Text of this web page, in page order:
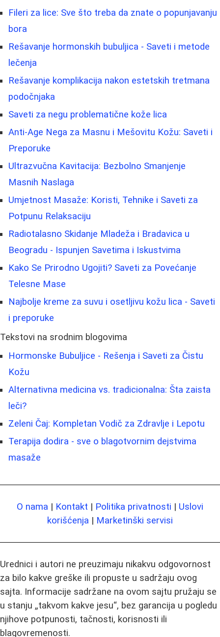
Fileri za lice: Sve što treba da znate o popunjavanju
bora
Rešavanje hormonskih bubuljica - Saveti i metode
lečenja
Rešavanje komplikacija nakon estetskih tretmana
podočnjaka
Saveti za negu problematične kože lica
Anti-Age Nega za Masnu i Mešovitu Kožu: Saveti i
Preporuke
Ultrazvučna Kavitacija: Bezbolno Smanjenje
Masnih Naslaga
Umjetnost Masaže: Koristi, Tehnike i Saveti za
Potpunu Relaksaciju
Radiotalasno Skidanje Mladeža i Bradavica u
Beogradu - Ispunjen Savetima i Iskustvima
Kako Se Prirodno Ugojiti? Saveti za Povećanje
Telesne Mase
Najbolje kreme za suvu i osetljivu kožu lica - Saveti
i preporuke
Tekstovi na srodnim blogovima
Hormonske Bubuljice - Rešenja i Saveti za Čistu
Kožu
Alternativna medicina vs. tradicionalna: Šta zaista
leči?
Zeleni Čaj: Kompletan Vodič za Zdravlje i Lepotu
Terapija dodira - sve o blagotvornim dejstvima
masaže
O nama | Kontakt | Politika privatnosti | Uslovi
korišćenja | Marketinški servisi
Urednici i autori ne preuzimaju nikakvu odgovornost
za bilo kakve greške ili propuste u sadržaju ovog
sajta. Informacije sadržane na ovom sajtu pružaju se
u stanju „takvom kakve jesu“, bez garancija u pogledu
njihove potpunosti, tačnosti, korisnosti ili
blagovremenosti.